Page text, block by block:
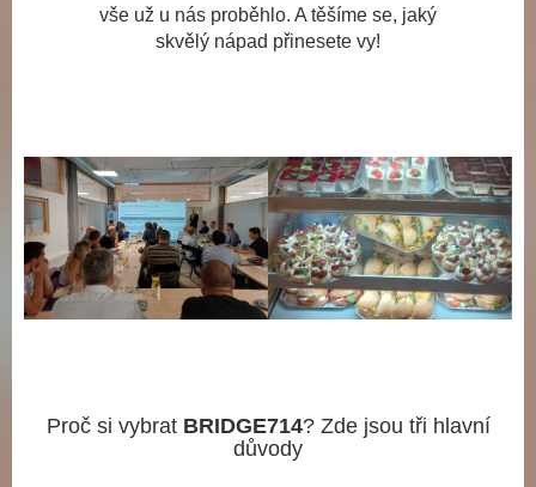
vše už u nás proběhlo. A těšíme se, jaký
skvělý nápad přinesete vy!
Proč si vybrat BRIDGE714? Zde jsou tři hlavní
důvody